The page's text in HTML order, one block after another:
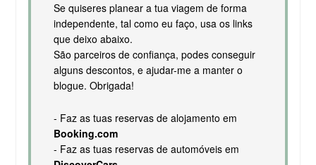
Se quiseres planear a tua viagem de forma
independente, tal como eu faço, usa os links
que deixo abaixo.
São parceiros de confiança, podes conseguir
alguns descontos, e ajudar-me a manter o
blogue. Obrigada!
- Faz as tuas reservas de alojamento em
Booking.com
- Faz as tuas reservas de automóveis em